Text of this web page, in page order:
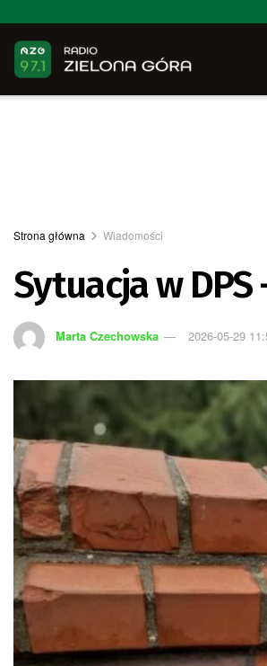
Strona główna Wiadomości
Sytuacja w
Marta Czechowska 2026-05-29